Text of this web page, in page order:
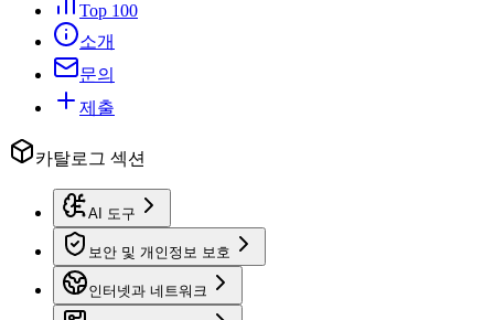
Top 100
소개
문의
제출
카탈로그 섹션
AI 도구
보안 및 개인정보 보호
인터넷과 네트워크